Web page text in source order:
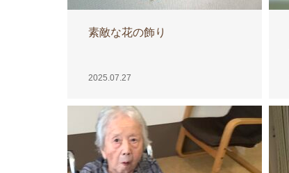
素敵な花の飾り
2025.07.27